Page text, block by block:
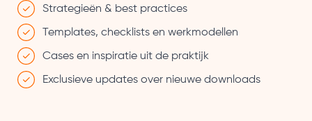
Strategieën & best practices
Templates, checklists en werkmodellen
Cases en inspiratie uit de praktijk
Exclusieve updates over nieuwe downloads